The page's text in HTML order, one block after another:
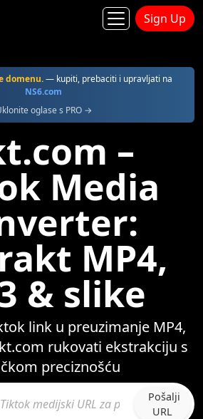
Sign Up
domenu.— kupiti, prebaciti i upravljati na
NS6.com
oglase s PRO →
–
Media
MP4,
& slike
link u preuzimanje MP4,
rukovati ekstrakciju s
preciznošću
Pošalji
URL